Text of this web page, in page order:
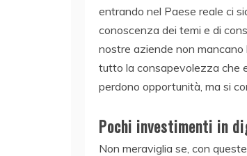
entrando nel Paese reale ci
conoscenza dei temi e di
nostre aziende non
tutto la consapevolezza che
perdono opportunità, ma si
Pochi investimenti in
Non meraviglia se, con